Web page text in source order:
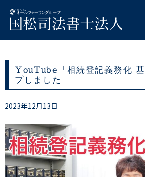
YouTube「相続登記義務化 基
プしました
2023年12月13日